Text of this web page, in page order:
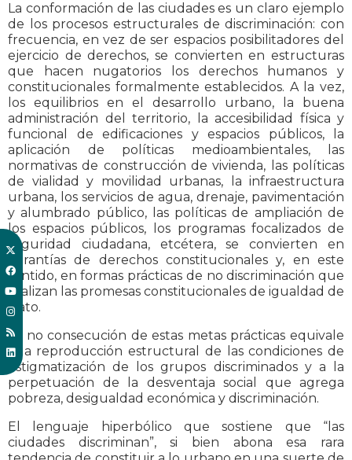
La conformación de las ciudades es un claro ejemplo
de los procesos estructurales de discriminación: con
frecuencia, en vez de ser espacios posibilitadores del
ejercicio de derechos, se convierten en estructuras
que hacen nugatorios los derechos humanos y
constitucionales formalmente establecidos. A la vez,
los equilibrios en el desarrollo urbano, la buena
administración del territorio, la accesibilidad física y
funcional de edificaciones y espacios públicos, la
aplicación de políticas medioambientales, las
normativas de construcción de vivienda, las políticas
de vialidad y movilidad urbanas, la infraestructura
urbana, los servicios de agua, drenaje, pavimentación
y alumbrado público, las políticas de ampliación de
los espacios públicos, los programas focalizados de
seguridad ciudadana, etcétera, se convierten en
garantías de derechos constitucionales y, en este
sentido, en formas prácticas de no discriminación que
realizan las promesas constitucionales de igualdad de
trato.
La no consecución de estas metas prácticas equivale
a la reproducción estructural de las condiciones de
estigmatización de los grupos discriminados y a la
perpetuación de la desventaja social que agrega
pobreza, desigualdad económica y discriminación.
El lenguaje hiperbólico que sostiene que “las
ciudades discriminan”, si bien abona esa rara